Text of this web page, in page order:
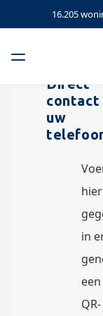
16.205
Direct
contact
uw
hier
in
een
QR-